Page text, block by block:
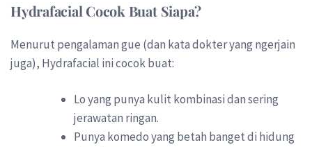
Hydrafacial Cocok Buat Siapa?
Menurut pengalaman gue (dan kata dokter yang ngerjain
juga), Hydrafacial ini cocok buat:
Lo yang punya kulit kombinasi dan sering
jerawatan ringan.
Punya komedo yang betah banget di hidung